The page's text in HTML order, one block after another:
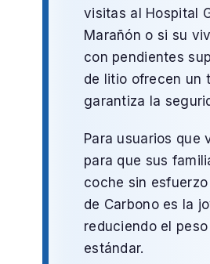
visitas al Hospital
Marañón o si su
con pendientes
de litio ofrecen un
garantiza la
Para usuarios que
para que sus
coche sin esfuerzo
de Carbonoes la
reduciendo el
estándar.